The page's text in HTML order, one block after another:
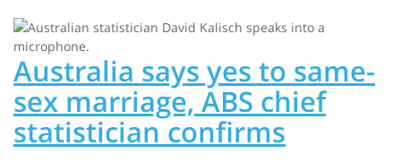
e
e
n
r
e
a
d
Australia says yes to same-
sex marriage, ABS chief
statistician confirms